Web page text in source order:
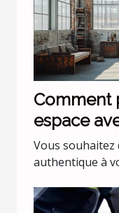
Comment
espace
industriel ?
Vous
authentique à